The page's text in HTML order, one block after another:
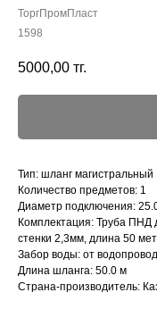
ТоргПромПласт
1598
5000,00 тг.
Тип: шланг магистральный
Количество предметов: 1
Диаметр подключения:
Комплектация: Труба
стенки 2,3мм, длина 50
Забор воды: от
Длина шланга: 50.0 м
Страна-производитель: